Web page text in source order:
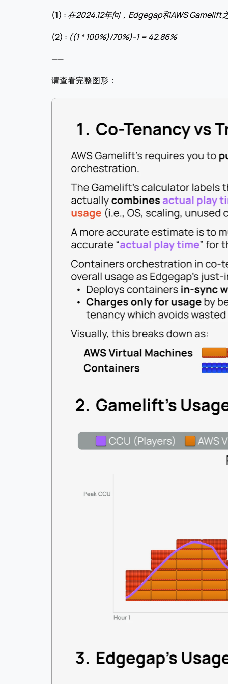
(1) : 在2024.12年间，Edgegap和AWS Gamelift
(2) : ((1 * 100%)/70%)-1 = 42.86%
——
请查看完整图形：